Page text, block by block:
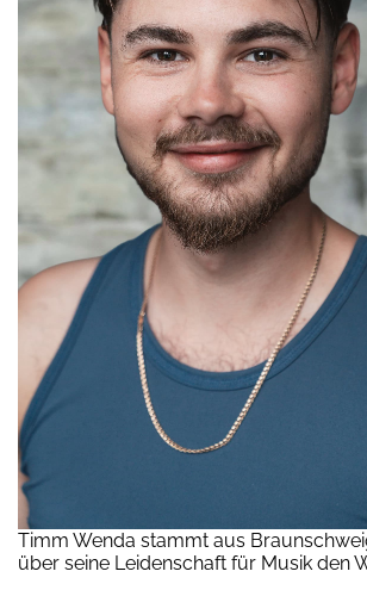
Timm Wenda stammt aus
über seine Leidenschaft für Musik den